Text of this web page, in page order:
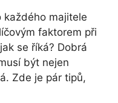
každého majitele
faktorem při
se říká? Dobrá
být nejen
Zde je pár tipů,